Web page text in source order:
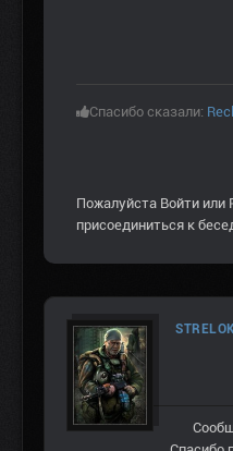
Спасибо сказали:
Пожалуйста Войти или
присоединиться к